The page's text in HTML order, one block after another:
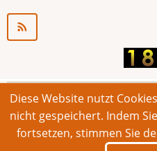
© 2026 Bonner Aufruf.
Footer
Impressum Kontakt
Diese Website nutzt
nicht gespeichert. Indem
fortsetzen, stimmen Sie